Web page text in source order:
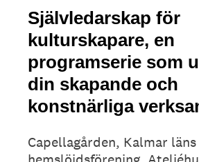
Självledarskap för
kulturskapare, en
programserie som
din skapande och
konstnärliga
Capellagården, Kalmar läns